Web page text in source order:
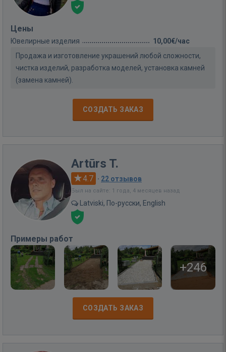
Цены
Ювелирные изделия
10,00€/час
Продажа и изготовление украшений любой сложности,
чистка изделий, разработка моделей, установка камней
(замена камней).
СОЗДАТЬ ЗАКАЗ
Artūrs T.
4.7 · 22 отзывов
Был на сайте: 1 года, 4 месяцев назад
Latviski, По-русски, English
Примеры работ
+246
СОЗДАТЬ ЗАКАЗ